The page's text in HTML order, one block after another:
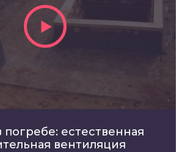
естественная
вентиляция